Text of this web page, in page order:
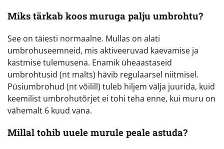
Miks tärkab koos muruga palju umbrohtu?
See on täiesti normaalne. Mullas on alati
umbrohuseemneid, mis aktiveeruvad kaevamise ja
kastmise tulemusena. Enamik üheaastaseid
umbrohtusid (nt malts) hävib regulaarsel niitmisel.
Püsiumbrohud (nt võilill) tuleb hiljem välja juurida, kuid
keemilist umbrohutõrjet ei tohi teha enne, kui muru on
vähemalt 6 kuud vana.
Millal tohib uuele murule peale astuda?